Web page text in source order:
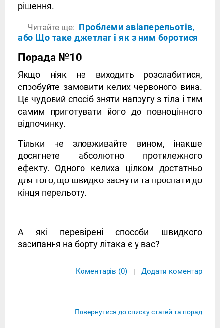
рішення.
Читайте ще: Проблеми авіаперельотів,
або Що таке джетлаг і як з ним боротися
Порада №10
Якщо ніяк не виходить розслабитися,
спробуйте замовити келих червоного вина.
Це чудовий спосіб зняти напругу з тіла і тим
самим приготувати його до повноцінного
відпочинку.
Тільки не зловживайте вином, інакше
досягнете абсолютно протилежного
ефекту. Одного келиха цілком достатньо
для того, що швидко заснути та проспати до
кінця перельоту.
А які перевірені способи швидкого
засипання на борту літака є у вас?
Коментарів (0) | Додати коментар
Повернутися до списку статей та порад